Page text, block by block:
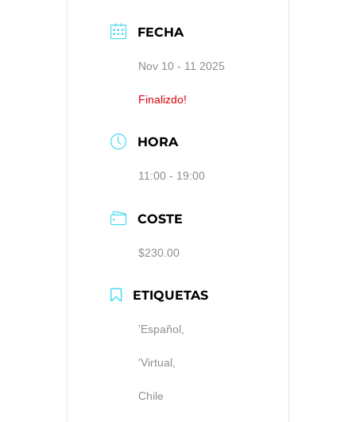
FECHA
Nov 10 - 11 2025
Finalizdo!
HORA
11:00 - 19:00
COSTE
$230.00
ETIQUETAS
'Español,
'Virtual,
Chile